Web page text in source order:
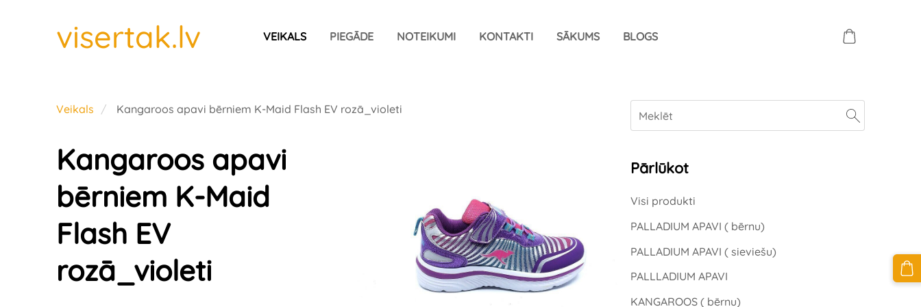
visertak.lv VEIKALS PIEGĀDE NOTEIKUMI KONTAKTI SĀKUMS BLOGS
Pārlūkot
Visi produkti
PALLADIUM APAVI ( bērnu)
PALLADIUM APAVI ( sieviešu)
PALLLADIUM APAVI
KANGAROOS ( bērnu)
Veikals Kangaroos apavi bērniem K-Maid Flash EV rozā_violeti
Kangaroos apavi
bērniem K-Maid
Flash EV
rozā_violeti